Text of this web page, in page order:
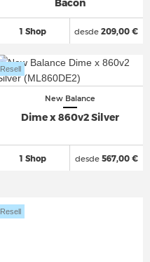
1 Shop desde 209,00 €
New Balance
Dime x 860v2 Silver
1 Shop
Resell
desde567,00 €
Resell